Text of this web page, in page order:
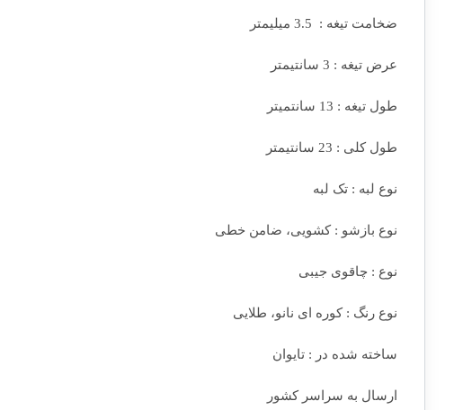
ضخامت تیغه : 3.5 میلیمتر
عرض تیغه : 3 سانتیمتر
طول تیغه : 13 سانتمیتر
طول کلی : 23 سانتیمتر
نوع لبه : تک لبه
نوع بازشو : کشویی، ضامن خطی
نوع : چاقوی جیبی
نوع رنگ : کوره ای نانو، طلایی
ساخته شده در : تایوان
ارسال به سراسر کشور